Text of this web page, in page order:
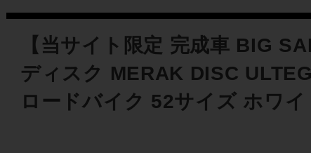
【当サイト限定 完成車 BIG
ディスク MERAK DISC
ロードバイク 52サイズ ホワイ